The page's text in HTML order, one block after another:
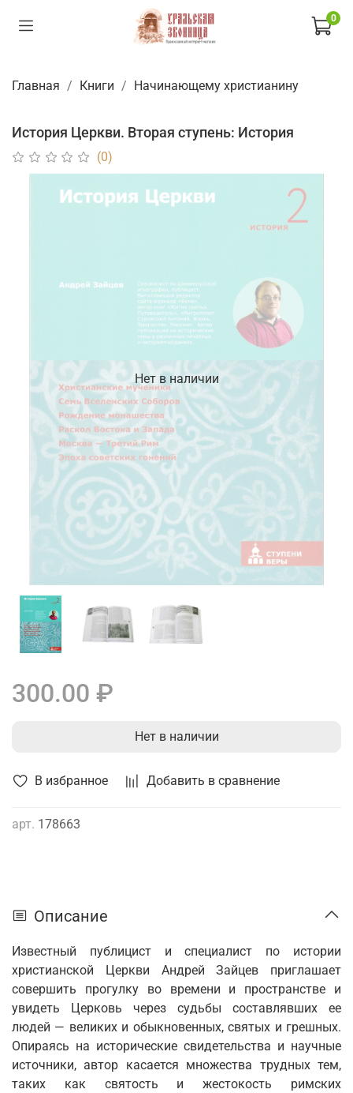
0
Главная Книги Начинающему христианину
История Церкви. Вторая ступень: История
(0)
В избранное Добавить в сравнение
арт. 178663
Нет в наличии
300.00 ₽
Нет в наличии
Описание
Известный публицист и специалист по истории
христианской Церкви Андрей Зайцев приглашает
совершить прогулку во времени и пространстве и
увидеть Церковь через судьбы составлявших ее
людей — великих и обыкновенных, святых и грешных.
Опираясь на исторические свидетельства и научные
источники, автор касается множества трудных тем,
таких как святость и жестокость римских